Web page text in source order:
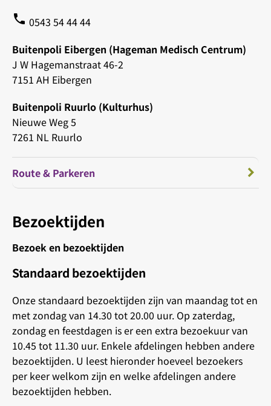
phone 0543 54 44 44
Buitenpoli Eibergen (Hageman Medisch Centrum)
J W Hagemanstraat 46-2
7151 AH Eibergen
Buitenpoli Ruurlo (Kulturhus)
Nieuwe Weg 5
7261 NL Ruurlo
Route & Parkeren
Bezoektijden
Bezoek en bezoektijden
Standaard bezoektijden
Onze standaard bezoektijden zijn van maandag tot en
met zondag van 14.30 tot 20.00 uur. Op zaterdag,
zondag en feestdagen is er een extra bezoekuur van
10.45 tot 11.30 uur. Enkele afdelingen hebben andere
bezoektijden. U leest hieronder hoeveel bezoekers
per keer welkom zijn en welke afdelingen andere
bezoektijden hebben.